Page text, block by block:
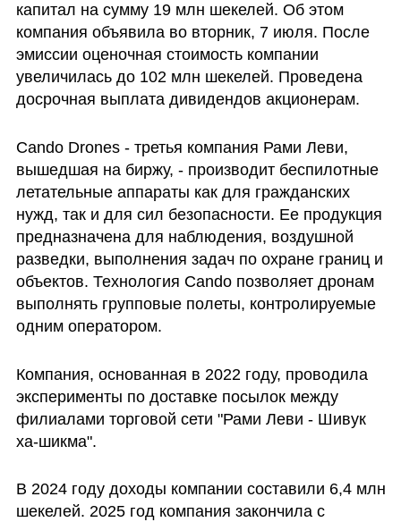
капитал на сумму 19 млн шекелей. Об этом
компания объявила во вторник, 7 июля. После
эмиссии оценочная стоимость компании
увеличилась до 102 млн шекелей. Проведена
досрочная выплата дивидендов акционерам.
Cando Drones - третья компания Рами Леви,
вышедшая на биржу, - производит беспилотные
летательные аппараты как для гражданских
нужд, так и для сил безопасности. Ее продукция
предназначена для наблюдения, воздушной
разведки, выполнения задач по охране границ и
объектов. Технология Cando позволяет дронам
выполнять групповые полеты, контролируемые
одним оператором.
Компания, основанная в 2022 году, проводила
эксперименты по доставке посылок между
филиалами торговой сети "Рами Леви - Шивук
ха-шикма".
В 2024 году доходы компании составили 6,4 млн
шекелей. 2025 год компания закончила с